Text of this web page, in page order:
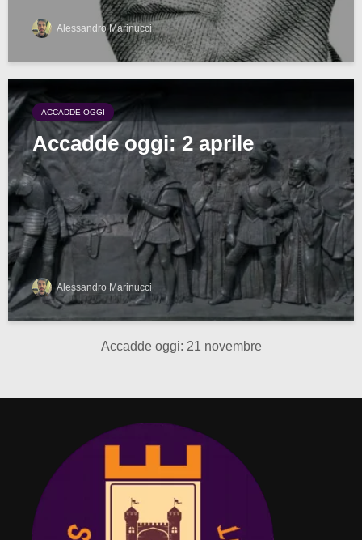
Alessandro Marinucci
ACCADDE OGGI
Accadde oggi: 2 aprile
Alessandro Marinucci
Accadde oggi: 21 novembre